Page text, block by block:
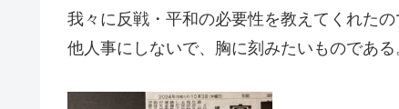
我々に反戦・平和の必要性を教えてくれたの
他人事にしないで、胸に刻みたいものであ